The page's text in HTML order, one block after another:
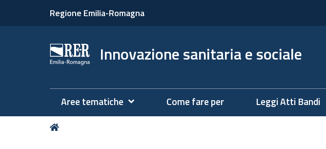
Regione Emilia-Romagna
Innovazione sanitaria e sociale
Aree tematiche Come fare per Leggi Atti Bandi
Tu